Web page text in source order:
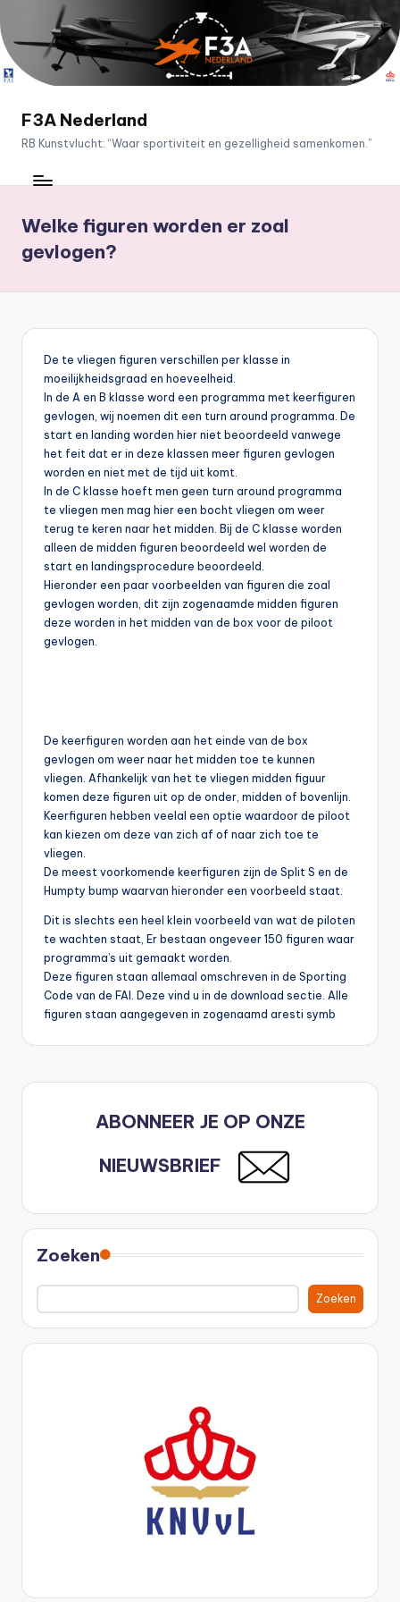
Ga
naar
de
F3A Nederland
RB Kunstvlucht: “Waar sportiviteit en gezelligheid samenkomen.”
Welke figuren worden er zoal
gevlogen?
De te vliegen figuren verschillen per klasse in
moeilijkheidsgraad en hoeveelheid.
In de A en B klasse word een programma met keerfiguren
gevlogen, wij noemen dit een turn around programma. De
start en landing worden hier niet beoordeeld vanwege
het feit dat er in deze klassen meer figuren gevlogen
worden en niet met de tijd uit komt.
In de C klasse hoeft men geen turn around programma
te vliegen men mag hier een bocht vliegen om weer
terug te keren naar het midden. Bij de C klasse worden
alleen de midden figuren beoordeeld wel worden de
start en landingsprocedure beoordeeld.
Hieronder een paar voorbeelden van figuren die zoal
gevlogen worden, dit zijn zogenaamde midden figuren
deze worden in het midden van de box voor de piloot
gevlogen.
De keerfiguren worden aan het einde van de box
gevlogen om weer naar het midden toe te kunnen
vliegen. Afhankelijk van het te vliegen midden figuur
komen deze figuren uit op de onder, midden of bovenlijn.
Keerfiguren hebben veelal een optie waardoor de piloot
kan kiezen om deze van zich af of naar zich toe te
vliegen.
De meest voorkomende keerfiguren zijn de Split S en de
Humpty bump waarvan hieronder een voorbeeld staat.
Dit is slechts een heel klein voorbeeld van wat de piloten
te wachten staat, Er bestaan ongeveer 150 figuren waar
programma’s uit gemaakt worden.
Deze figuren staan allemaal omschreven in de Sporting
Code van de FAI. Deze vind u in de download sectie. Alle
figuren staan aangegeven in zogenaamd aresti symb
ABONNEER JE OP ONZE
NIEUWSBRIEF
Zoeken
Zoeken